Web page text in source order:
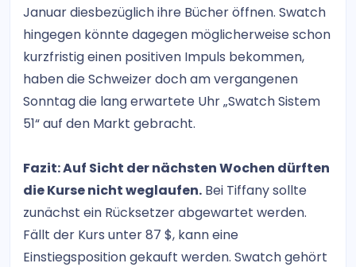
Januar diesbezüglich ihre Bücher öffnen. Swatch
hingegen könnte dagegen möglicherweise schon
kurzfristig einen positiven Impuls bekommen,
haben die Schweizer doch am vergangenen
Sonntag die lang erwartete Uhr „Swatch Sistem
51“ auf den Markt gebracht.
Fazit: Auf Sicht der nächsten Wochen dürften
die Kurse nicht weglaufen. Bei Tiffany sollte
zunächst ein Rücksetzer abgewartet werden.
Fällt der Kurs unter 87 $, kann eine
Einstiegsposition gekauft werden. Swatch gehört